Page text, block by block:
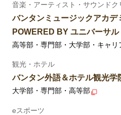
音楽・アーティスト・サウンドク
バンタンミュージックアカデ
POWERED BY ユニバーサル
高等部・専門部・大学部・キャリ
観光・ホテル
バンタン外語＆ホテル観光学
大学部・専門部・高等部
eスポーツ